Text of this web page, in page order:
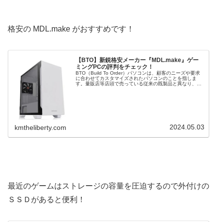
格安の MDL.make がおすすめです！
【BTO】新鋭格安メーカー『MDL.make』ゲー
ミングPCの評判をチェック！
BTO（Build To Order）パソコンは、顧客のニーズや要求
に合わせてカスタマイズされたパソコンのことを指しま
す。量販店等店頭で売っている従来の既製品と異なり、
kmtheliberty.com 2024.05.03
最近のゲームはストレージの容量を圧迫するので外付けの
ＳＳＤがあると便利！